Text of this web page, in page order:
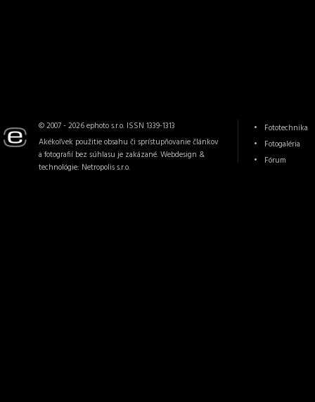
© 2007 - 2026 ephoto s.r.o. ISSN 1339-1313
Akékoľvek použitie obsahu či sprístupňovanie článkov
a fotografií bez súhlasu je zakázané. Webdesign &
technológie: Netropolis s.r.o.
Fototechnika
Fotogaléria
Fórum